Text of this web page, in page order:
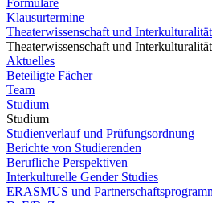
Formulare
Klausurtermine
Theaterwissenschaft und Interkulturalität
Theaterwissenschaft und Interkulturalität
Aktuelles
Beteiligte Fächer
Team
Studium
Studium
Studienverlauf und Prüfungsordnung
Berichte von Studierenden
Berufliche Perspektiven
Interkulturelle Gender Studies
ERASMUS und